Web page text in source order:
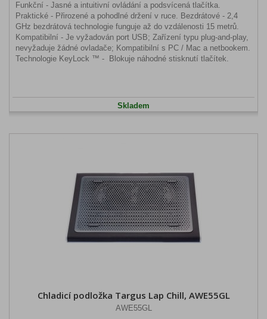
Funkční - Jasné a intuitivní ovládání a podsvícená tlačítka.
Praktické - Přirozené a pohodlné držení v ruce. Bezdrátové - 2,4
GHz bezdrátová technologie funguje až do vzdálenosti 15 metrů.
Kompatibilní - Je vyžadován port USB; Zařízení typu plug-and-play,
nevyžaduje žádné ovladače; Kompatibilní s PC / Mac a netbookem.
Technologie KeyLock ™ - Blokuje náhodné stisknutí tlačítek.
Skladem
Chladicí podložka Targus Lap Chill, AWE55GL
AWE55GL